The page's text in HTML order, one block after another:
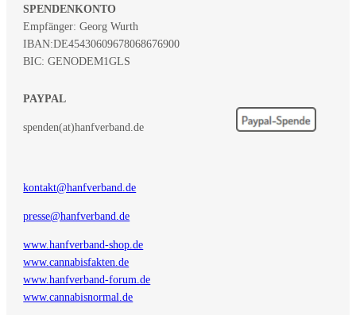
SPENDENKONTO
Empfänger: Georg Wurth
IBAN:DE45430609678068676900
BIC: GENODEM1GLS
PAYPAL
spenden(at)hanfverband.de
kontakt@hanfverband.de
presse@hanfverband.de
www.hanfverband-shop.de
www.cannabisfakten.de
www.hanfverband-forum.de
www.cannabisnormal.de